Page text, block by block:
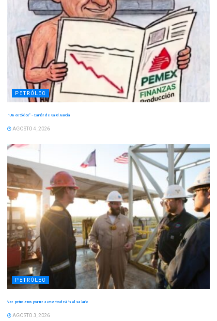
PETRÓLEO
“Un ex tóxico” – Cartón de Karol García
AGOSTO 4, 2026
PETRÓLEO
Van petroleros por un aumento de 8 % al salario
AGOSTO 3, 2026